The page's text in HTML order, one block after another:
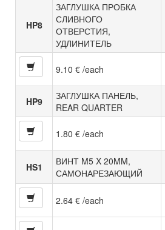
HP8
ЗАГЛУШКА ПРОБКА
СЛИВНОГО
ОТВЕРСТИЯ,
УДЛИНИТЕЛЬ
9.10 € /each
HP9
ЗАГЛУШКА ПАНЕЛЬ,
REAR QUARTER
1.80 € /each
HS1
ВИНТ M5 X 20MM,
САМОНАРЕЗАЮЩИЙ
2.64 € /each